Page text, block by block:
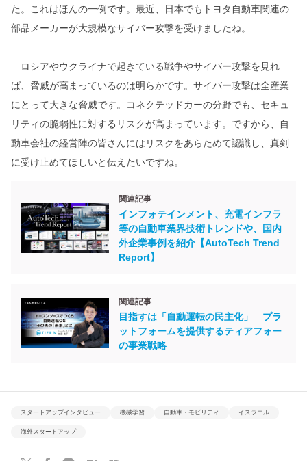
た。これはほんの一例です。最近、日本でもトヨタ自動車関連の
部品メーカーが大規模なサイバー攻撃を受けましたね。
ロシアやウクライナで起きている戦争やサイバー攻撃を見れ
ば、脅威が高まっているのは明らかです。サイバー攻撃は全産業
にとって大きな脅威です。コネクテッドカーの分野でも、セキュ
リティの脆弱性に対するリスクが高まっています。ですから、自
動車会社の経営陣の皆さんにはリスクをあらためて認識し、真剣
に受け止めてほしいと伝えたいですね。
関連記事
インフォテインメント、充電インフラ
等の自動車業界技術トレンドや、国内
外企業事例を紹介【AutoTech Trend
Report】
関連記事
目指すは「自動運転の民主化」 プラ
ットフォームを提供するティアフォー
の事業戦略
スタートアップインタビュー 機械学習 自動車・モビリティ イスラエル
海外スタートアップ